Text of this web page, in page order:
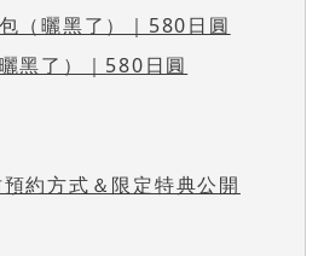
（曬黑了）｜580日圓
黑了）｜580日圓
約方式＆限定特典公開